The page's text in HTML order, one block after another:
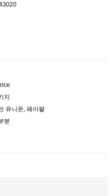
지
유니온, 페이팔
분